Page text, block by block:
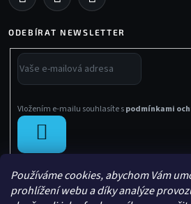
Používáme cookies, abychom Vám
prohlížení webu a díky analýze
ODEBÍRAT NEWSLETTER
Vložením e-mailu souhlasíte spodmínkami
SE